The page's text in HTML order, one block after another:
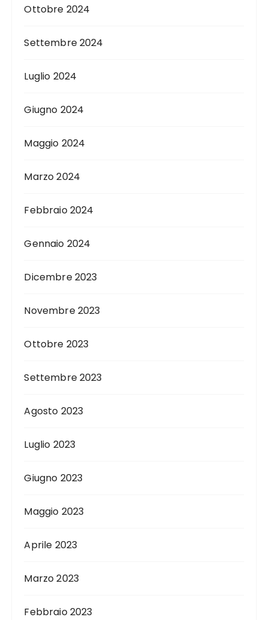
Ottobre 2024
Settembre 2024
Luglio 2024
Giugno 2024
Maggio 2024
Marzo 2024
Febbraio 2024
Gennaio 2024
Dicembre 2023
Novembre 2023
Ottobre 2023
Settembre 2023
Agosto 2023
Luglio 2023
Giugno 2023
Maggio 2023
Aprile 2023
Marzo 2023
Febbraio 2023